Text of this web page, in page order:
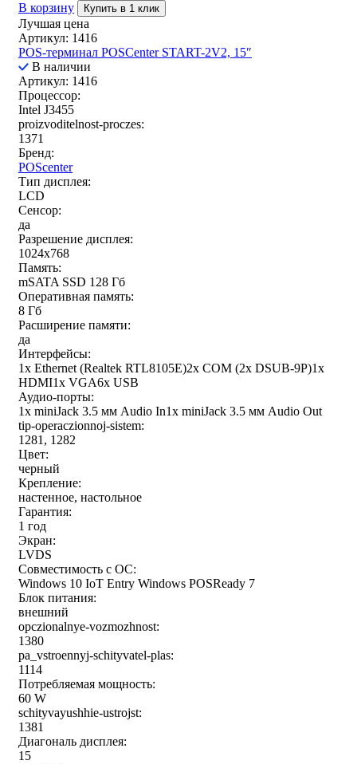
В корзину
Купить в 1 клик
Лучшая цена
Артикул: 1416
POS-терминал POSCenter START-2V2, 15″
В наличии
Артикул: 1416
Процессор:
Intel J3455
proizvoditelnost-proczes:
1371
Бренд:
POScenter
Тип дисплея:
LCD
Сенсор:
да
Разрешение дисплея:
1024x768
Память:
mSATA SSD 128 Гб
Оперативная память:
8 Гб
Расширение памяти:
да
Интерфейсы:
1x Ethernet (Realtek RTL8105E)2x COM (2x DSUB-9P)1x
HDMI1x VGA6x USB
Аудио-порты:
1x miniJack 3.5 мм Audio In1x miniJack 3.5 мм Audio Out
tip-operaczionnoj-sistem:
1281, 1282
Цвет:
черный
Крепление:
настенное, настольное
Гарантия:
1 год
Экран:
LVDS
Совместимость с ОС:
Windows 10 IoT Entry Windows POSReady 7
Блок питания:
внешний
opczionalnye-vozmozhnost:
1380
pa_vstroennyj-schityvatel-plas:
1114
Потребляемая мощность:
60 W
schityvayushhie-ustrojst:
1381
Диагональ дисплея:
15